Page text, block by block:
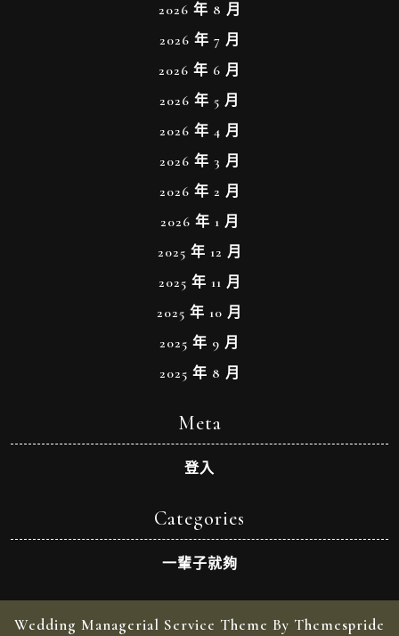
2026 年 8 月
2026 年 7 月
2026 年 6 月
2026 年 5 月
2026 年 4 月
2026 年 3 月
2026 年 2 月
2026 年 1 月
2025 年 12 月
2025 年 11 月
2025 年 10 月
2025 年 9 月
2025 年 8 月
Meta
登入
Categories
一輩子就夠
Wedding Managerial Service Theme By Themespride